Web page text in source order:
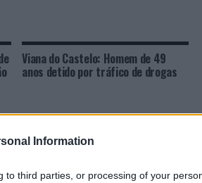
Information
to third parties, or processing of your
Viana do Castelo: Homem de 49
anos detido por tráfico de drogas